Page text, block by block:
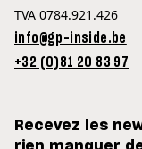
TVA 0784.921.426
info@gp-inside.be
+32 (0)81 20 83 97
Recevez les